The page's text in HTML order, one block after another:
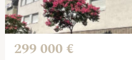
299 000 €